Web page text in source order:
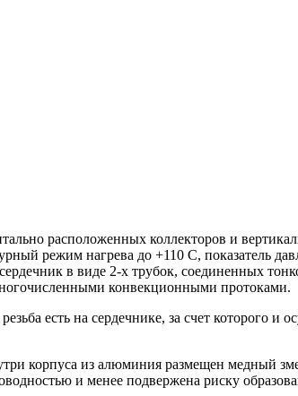
расположенных коллекторов и
режим нагрева до +110 С, показатель
в виде 2-х трубок, соединенных
конвекционными протоками.
есть на сердечнике, за счет которого и
корпуса из алюминия размещен медный
и менее подвержена риску